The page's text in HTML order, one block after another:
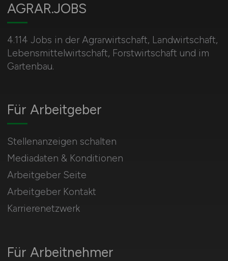
AGRAR.JOBS
4.114 Jobs in der Agrarwirtschaft, Landwirtschaft,
Lebensmittelwirtschaft, Forstwirtschaft und im
Gartenbau.
Für Arbeitnehmer
Für Arbeitgeber
Stellenanzeigen schalten
Mediadaten & Konditionen
Arbeitgeber Seite
Arbeitgeber Kontakt
Karrierenetzwerk